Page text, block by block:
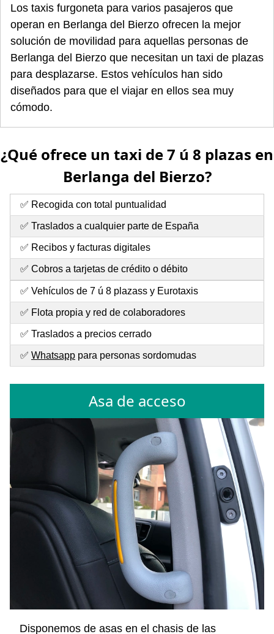
Los taxis furgoneta para varios pasajeros que
operan en Berlanga del Bierzo ofrecen la mejor
solución de movilidad para aquellas personas de
Berlanga del Bierzo que necesitan un taxi de plazas
para desplazarse. Estos vehículos han sido
diseñados para que el viajar en ellos sea muy
cómodo.
¿Qué ofrece un taxi de 7 ú 8 plazas en
Berlanga del Bierzo?
✅ Recogida con total puntualidad
✅ Traslados a cualquier parte de España
✅ Recibos y facturas digitales
✅ Cobros a tarjetas de crédito o débito
✅ Vehículos de 7 ú 8 plazass y Eurotaxis
✅ Flota propia y red de colaboradores
✅ Traslados a precios cerrado
✅ Whatsapp para personas sordomudas
Asa de acceso
Disponemos de asas en el chasis de las